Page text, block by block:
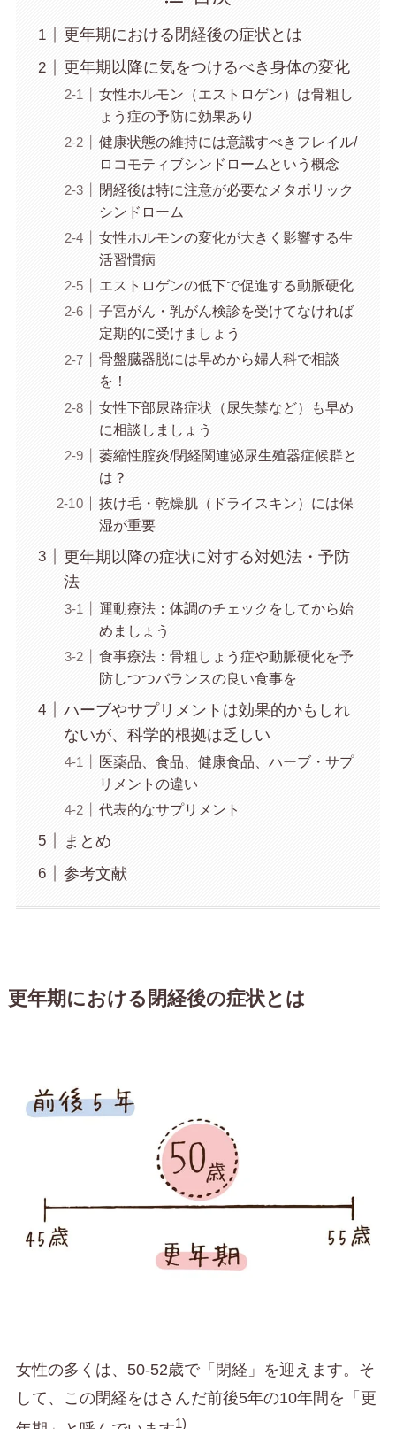
更年期における閉経後の症状とは
更年期以降に気をつけるべき身体の変化
女性ホルモン（エストロゲン）は骨粗し
ょう症の予防に効果あり
健康状態の維持には意識すべきフレイル/
ロコモティブシンドロームという概念
閉経後は特に注意が必要なメタボリック
シンドローム
女性ホルモンの変化が大きく影響する生
活習慣病
エストロゲンの低下で促進する動脈硬化
子宮がん・乳がん検診を受けてなければ
定期的に受けましょう
骨盤臓器脱には早めから婦人科で相談
を！
女性下部尿路症状（尿失禁など）も早め
に相談しましょう
萎縮性腟炎/閉経関連泌尿生殖器症候群と
は？
抜け毛・乾燥肌（ドライスキン）には保
湿が重要
更年期以降の症状に対する対処法・予防
法
運動療法：体調のチェックをしてから始
めましょう
食事療法：骨粗しょう症や動脈硬化を予
防しつつバランスの良い食事を
ハーブやサプリメントは効果的かもしれ
ないが、科学的根拠は乏しい
医薬品、食品、健康食品、ハーブ・サプ
リメントの違い
代表的なサプリメント
まとめ
参考文献
更年期における閉経後の症状とは
女性の多くは、50-52歳で「閉経」を迎えます。そ
して、この閉経をはさんだ前後5年の10年間を「更
1)